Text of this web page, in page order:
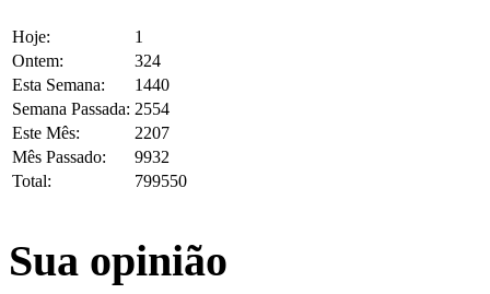
Hoje:
1
Ontem:
324
Esta Semana:
1440
Semana Passada: 2554
Este Mês:
2207
Mês Passado:
9932
Total:
799550
Sua opinião